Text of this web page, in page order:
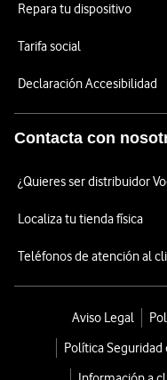
Repara tu dispositivo
Tarifa social
Declaración Accesibilidad
Contacta con
¿Quieres ser distribuidor
Localiza tu tienda física
Teléfonos de atención al
Aviso Legal
Política